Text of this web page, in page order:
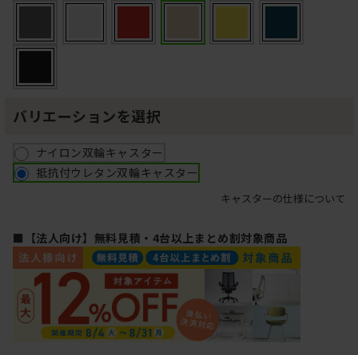
バリエーションを選択
ナイロン双輪キャスター
抵抗付ウレタン双輪キャスター
キャスターの仕様について
■【法人向け】無料見積・4台以上まとめ割対象商品